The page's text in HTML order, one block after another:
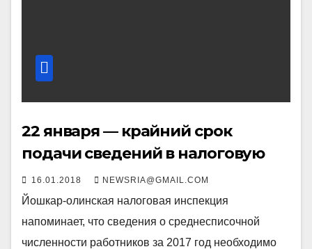
22 января — крайний срок
подачи сведений в налоговую
16.01.2018 NEWSRIA@GMAIL.COM
Йошкар-олинская налоговая инспекция
напоминает, что сведения о среднесписочной
численности работников за 2017 год необходимо